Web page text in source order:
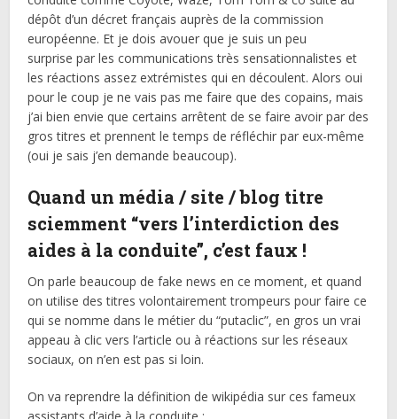
dépôt d’un décret français auprès de la commission
européenne. Et je dois avouer que je suis un peu
surprise par les communications très sensationnalistes et
les réactions assez extrémistes qui en découlent. Alors oui
pour le coup je ne vais pas me faire que des copains, mais
j’ai bien envie que certains arrêtent de se faire avoir par des
gros titres et prennent le temps de réfléchir par eux-même
(oui je sais j’en demande beaucoup).
Quand un média / site / blog titre
sciemment “vers l’interdiction des
aides à la conduite”, c’est faux !
On parle beaucoup de fake news en ce moment, et quand
on utilise des titres volontairement trompeurs pour faire ce
qui se nomme dans le métier du “putaclic”, en gros un vrai
appeau à clic vers l’article ou à réactions sur les réseaux
sociaux, on n’en est pas si loin.
On va reprendre la définition de wikipédia sur ces fameux